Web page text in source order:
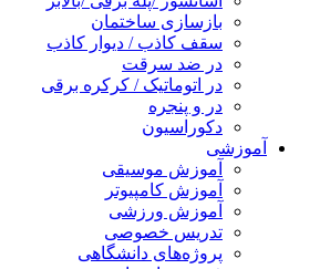
بازسازی ساختمان
سقف کاذب / دیوار کاذب
در ضد سرقت
در اتوماتیک / کرکره برقی
در و پنجره
دکوراسیون
آموزشی
آموزش موسیقی
آموزش کامپیوتر
آموزش ورزشی
تدریس خصوصی
پروژه‌های دانشگاهی